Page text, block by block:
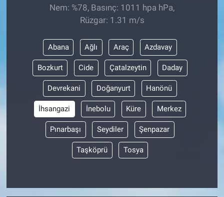
Nem: %78, Basınç: 1011 hpa hPa,
Rüzgar: 1.31 m/s
Abana Ağlı Araç Azdavay
Bozkurt Cide Çatalzeytin Daday
Devrekani Doğanyurt Hanönü
İhsangazi İnebolu Küre Merkez
Pınarbaşı Seydiler Şenpazar
Taşköprü Tosya